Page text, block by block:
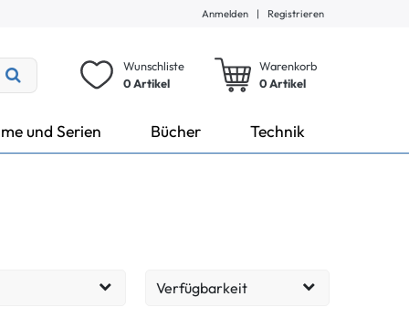
Anmelden | Registrieren
Wunschliste
0 Artikel
Warenkorb
0Artikel
und Serien Bücher Technik
Verfügbarkeit